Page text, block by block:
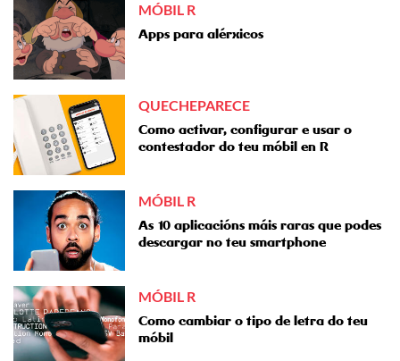
MÓBIL R
Apps para alérxicos
QUECHEPARECE
Como activar, configurar e usar o
contestador do teu móbil en R
MÓBIL R
As 10 aplicacións máis raras que podes
descargar no teu smartphone
MÓBIL R
Como cambiar o tipo de letra do teu
móbil